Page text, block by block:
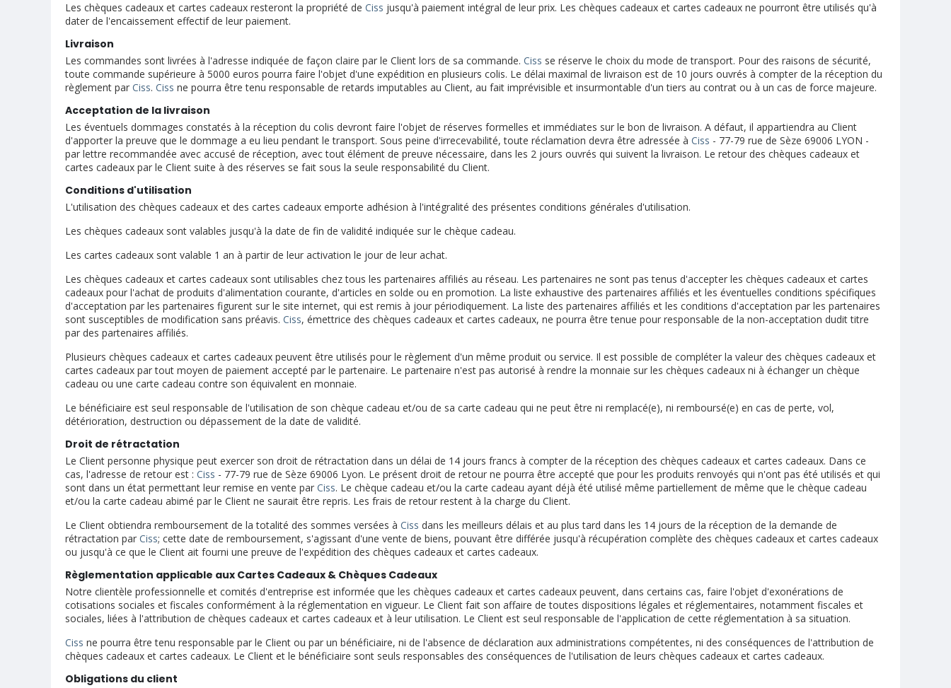
Les chèques cadeaux et cartes cadeaux resteront la propriété de Ciss jusqu'à paiement intégral de leur prix. Les chèques cadeaux et cartes cadeaux ne pourront être utilisés qu'à
dater de l'encaissement effectif de leur paiement.
Livraison
Les commandes sont livrées à l'adresse indiquée de façon claire par le Client lors de sa commande. Ciss se réserve le choix du mode de transport. Pour des raisons de sécurité,
toute commande supérieure à 5000 euros pourra faire l'objet d'une expédition en plusieurs colis. Le délai maximal de livraison est de 10 jours ouvrés à compter de la réception du
règlement par Ciss. Ciss ne pourra être tenu responsable de retards imputables au Client, au fait imprévisible et insurmontable d'un tiers au contrat ou à un cas de force majeure.
Acceptation de la livraison
Les éventuels dommages constatés à la réception du colis devront faire l'objet de réserves formelles et immédiates sur le bon de livraison. A défaut, il appartiendra au Client
d'apporter la preuve que le dommage a eu lieu pendant le transport. Sous peine d'irrecevabilité, toute réclamation devra être adressée à Ciss - 77-79 rue de Sèze 69006 LYON -
par lettre recommandée avec accusé de réception, avec tout élément de preuve nécessaire, dans les 2 jours ouvrés qui suivent la livraison. Le retour des chèques cadeaux et
cartes cadeaux par le Client suite à des réserves se fait sous la seule responsabilité du Client.
Conditions d'utilisation
L'utilisation des chèques cadeaux et des cartes cadeaux emporte adhésion à l'intégralité des présentes conditions générales d'utilisation.
Les chèques cadeaux sont valables jusqu'à la date de fin de validité indiquée sur le chèque cadeau.
Les cartes cadeaux sont valable 1 an à partir de leur activation le jour de leur achat.
Les chèques cadeaux et cartes cadeaux sont utilisables chez tous les partenaires affiliés au réseau. Les partenaires ne sont pas tenus d'accepter les chèques cadeaux et cartes
cadeaux pour l'achat de produits d'alimentation courante, d'articles en solde ou en promotion. La liste exhaustive des partenaires affiliés et les éventuelles conditions spécifiques
d'acceptation par les partenaires figurent sur le site internet, qui est remis à jour périodiquement. La liste des partenaires affiliés et les conditions d'acceptation par les partenaires
sont susceptibles de modification sans préavis. Ciss, émettrice des chèques cadeaux et cartes cadeaux, ne pourra être tenue pour responsable de la non-acceptation dudit titre
par des partenaires affiliés.
Plusieurs chèques cadeaux et cartes cadeaux peuvent être utilisés pour le règlement d'un même produit ou service. Il est possible de compléter la valeur des chèques cadeaux et
cartes cadeaux par tout moyen de paiement accepté par le partenaire. Le partenaire n'est pas autorisé à rendre la monnaie sur les chèques cadeaux ni à échanger un chèque
cadeau ou une carte cadeau contre son équivalent en monnaie.
Le bénéficiaire est seul responsable de l'utilisation de son chèque cadeau et/ou de sa carte cadeau qui ne peut être ni remplacé(e), ni remboursé(e) en cas de perte, vol,
détérioration, destruction ou dépassement de la date de validité.
Droit de rétractation
Le Client personne physique peut exercer son droit de rétractation dans un délai de 14 jours francs à compter de la réception des chèques cadeaux et cartes cadeaux. Dans ce
cas, l'adresse de retour est : Ciss - 77-79 rue de Sèze 69006 Lyon. Le présent droit de retour ne pourra être accepté que pour les produits renvoyés qui n'ont pas été utilisés et qui
sont dans un état permettant leur remise en vente par Ciss. Le chèque cadeau et/ou la carte cadeau ayant déjà été utilisé même partiellement de même que le chèque cadeau
et/ou la carte cadeau abimé par le Client ne saurait être repris. Les frais de retour restent à la charge du Client.
Le Client obtiendra remboursement de la totalité des sommes versées à Ciss dans les meilleurs délais et au plus tard dans les 14 jours de la réception de la demande de
rétractation par Ciss; cette date de remboursement, s'agissant d'une vente de biens, pouvant être différée jusqu'à récupération complète des chèques cadeaux et cartes cadeaux
ou jusqu'à ce que le Client ait fourni une preuve de l'expédition des chèques cadeaux et cartes cadeaux.
Règlementation applicable aux Cartes Cadeaux & Chèques Cadeaux
Notre clientèle professionnelle et comités d'entreprise est informée que les chèques cadeaux et cartes cadeaux peuvent, dans certains cas, faire l'objet d'exonérations de
cotisations sociales et fiscales conformément à la réglementation en vigueur. Le Client fait son affaire de toutes dispositions légales et réglementaires, notamment fiscales et
sociales, liées à l'attribution de chèques cadeaux et cartes cadeaux et à leur utilisation. Le Client est seul responsable de l'application de cette réglementation à sa situation.
Ciss ne pourra être tenu responsable par le Client ou par un bénéficiaire, ni de l'absence de déclaration aux administrations compétentes, ni des conséquences de l'attribution de
chèques cadeaux et cartes cadeaux. Le Client et le bénéficiaire sont seuls responsables des conséquences de l'utilisation de leurs chèques cadeaux et cartes cadeaux.
Obligations du client